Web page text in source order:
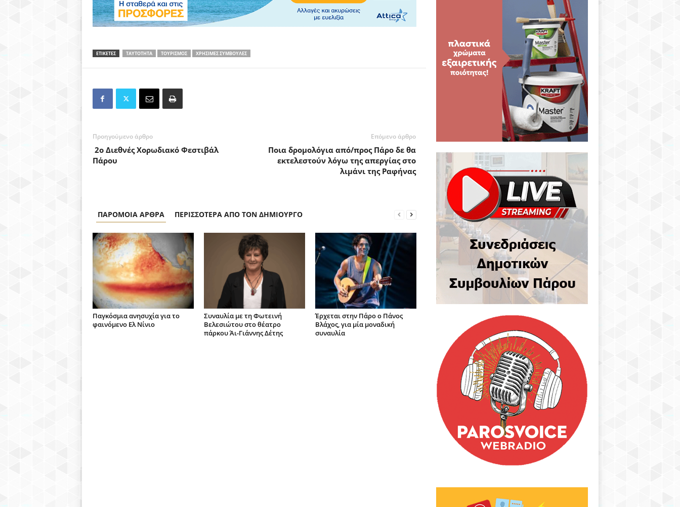
ΕΤΙΚΕΤΕΣ ΤΑΥΤΟΤΗΤΑ ΤΟΥΡΙΣΜΟΣ ΧΡΗΣΙΜΕΣ ΣΥΜΒΟΥΛΕΣ
Προηγούμενο άρθρο
2ο Διεθνές Χορωδιακό Φεστιβάλ
Πάρου
Επόμενο άρθρο
Ποια δρομολόγια από/προς Πάρο δε θα
εκτελεστούν λόγω της απεργίας στο
λιμάνι της Ραφήνας
ΠΑΡΟΜΟΙΑ ΑΡΘΡΑ ΠΕΡΙΣΣΟΤΕΡΑ ΑΠΟ ΤΟΝ ΔΗΜΙΟΥΡΓΟ
Παγκόσμια ανησυχία για το
φαινόμενο Ελ Νίνιο
Συναυλία με τη Φωτεινή
Βελεσιώτου στο θέατρο
πάρκου Άι-Γιάννης Δέτης
Έρχεται στην Πάρο ο Πάνος
Βλάχος, για μία μοναδική
συναυλία